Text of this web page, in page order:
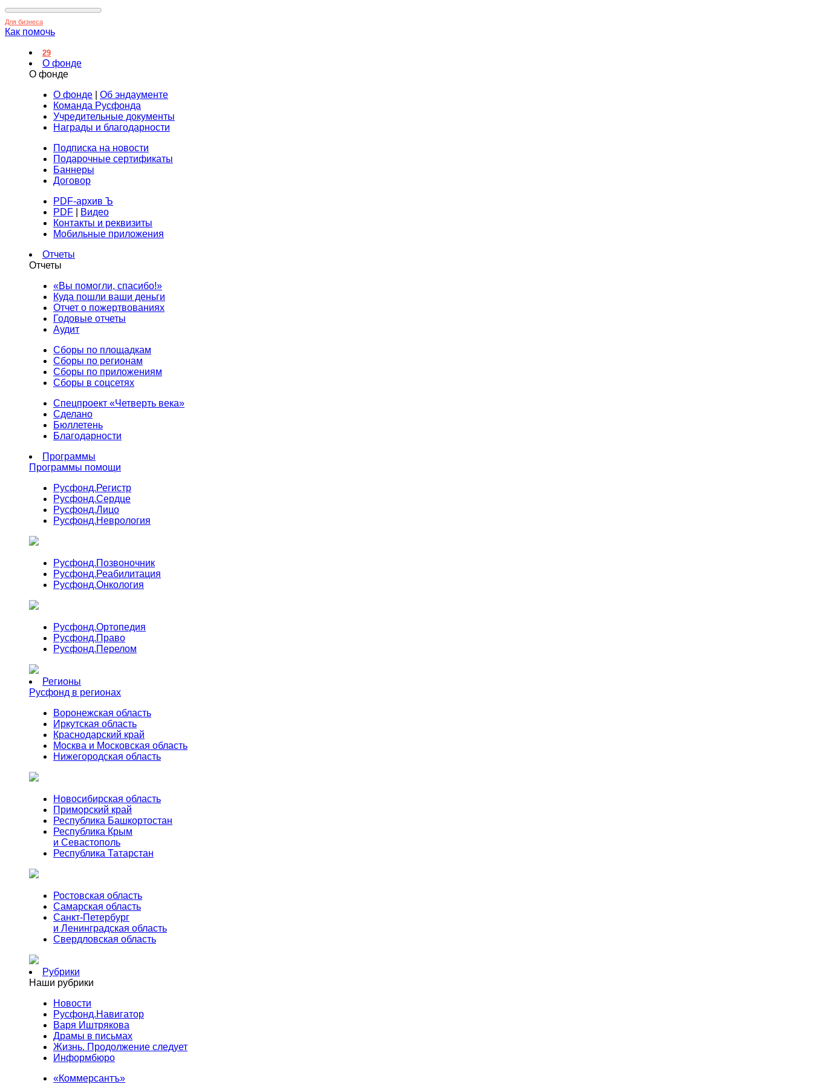
Для бизнеса
Как помочь
29
О фонде
О фонде
О фонде
Об эндаументе
Команда Русфонда
Учредительные документы
Награды и благодарности
Подписка на новости
Подарочные сертификаты
Баннеры
Договор
PDF-архив Ъ
PDF
Видео
Контакты и реквизиты
Мобильные приложения
Отчеты
Отчеты
«Вы помогли, спасибо!»
Куда пошли ваши деньги
Отчет о пожертвованиях
Годовые отчеты
Аудит
Сборы по площадкам
Сборы по регионам
Сборы по приложениям
Сборы в соцсетях
Спецпроект «Четверть века»
Сделано
Бюллетень
Благодарности
Программы
Программы помощи
Русфонд.Регистр
Русфонд.Сердце
Русфонд.Лицо
Русфонд.Неврология
Русфонд.Позвоночник
Русфонд.Реабилитация
Русфонд.Онкология
Русфонд.Ортопедия
Русфонд.Право
Русфонд.Перелом
Регионы
Русфонд в регионах
Воронежская область
Иркутская область
Краснодарский край
Москва и Московская область
Нижегородская область
Новосибирская область
Приморский край
Республика Башкортостан
Республика Крым
и Севастополь
Республика Татарстан
Ростовская область
Самарская область
Санкт-Петербург
и Ленинградская область
Свердловская область
Рубрики
Наши рубрики
Новости
Русфонд.Навигатор
Варя Иштрякова
Драмы в письмах
Жизнь. Продолжение следует
Информбюро
«Коммерсантъ»